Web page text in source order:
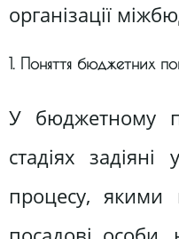
організації
1. Поняття бюджетних
У бюджетному
стадіях
процесу, якими